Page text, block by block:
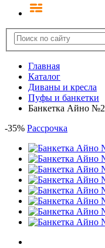
Главная
Каталог
Диваны и кресла
Пуфы и банкетки
Банкетка Айно №2
-35% Рассрочка